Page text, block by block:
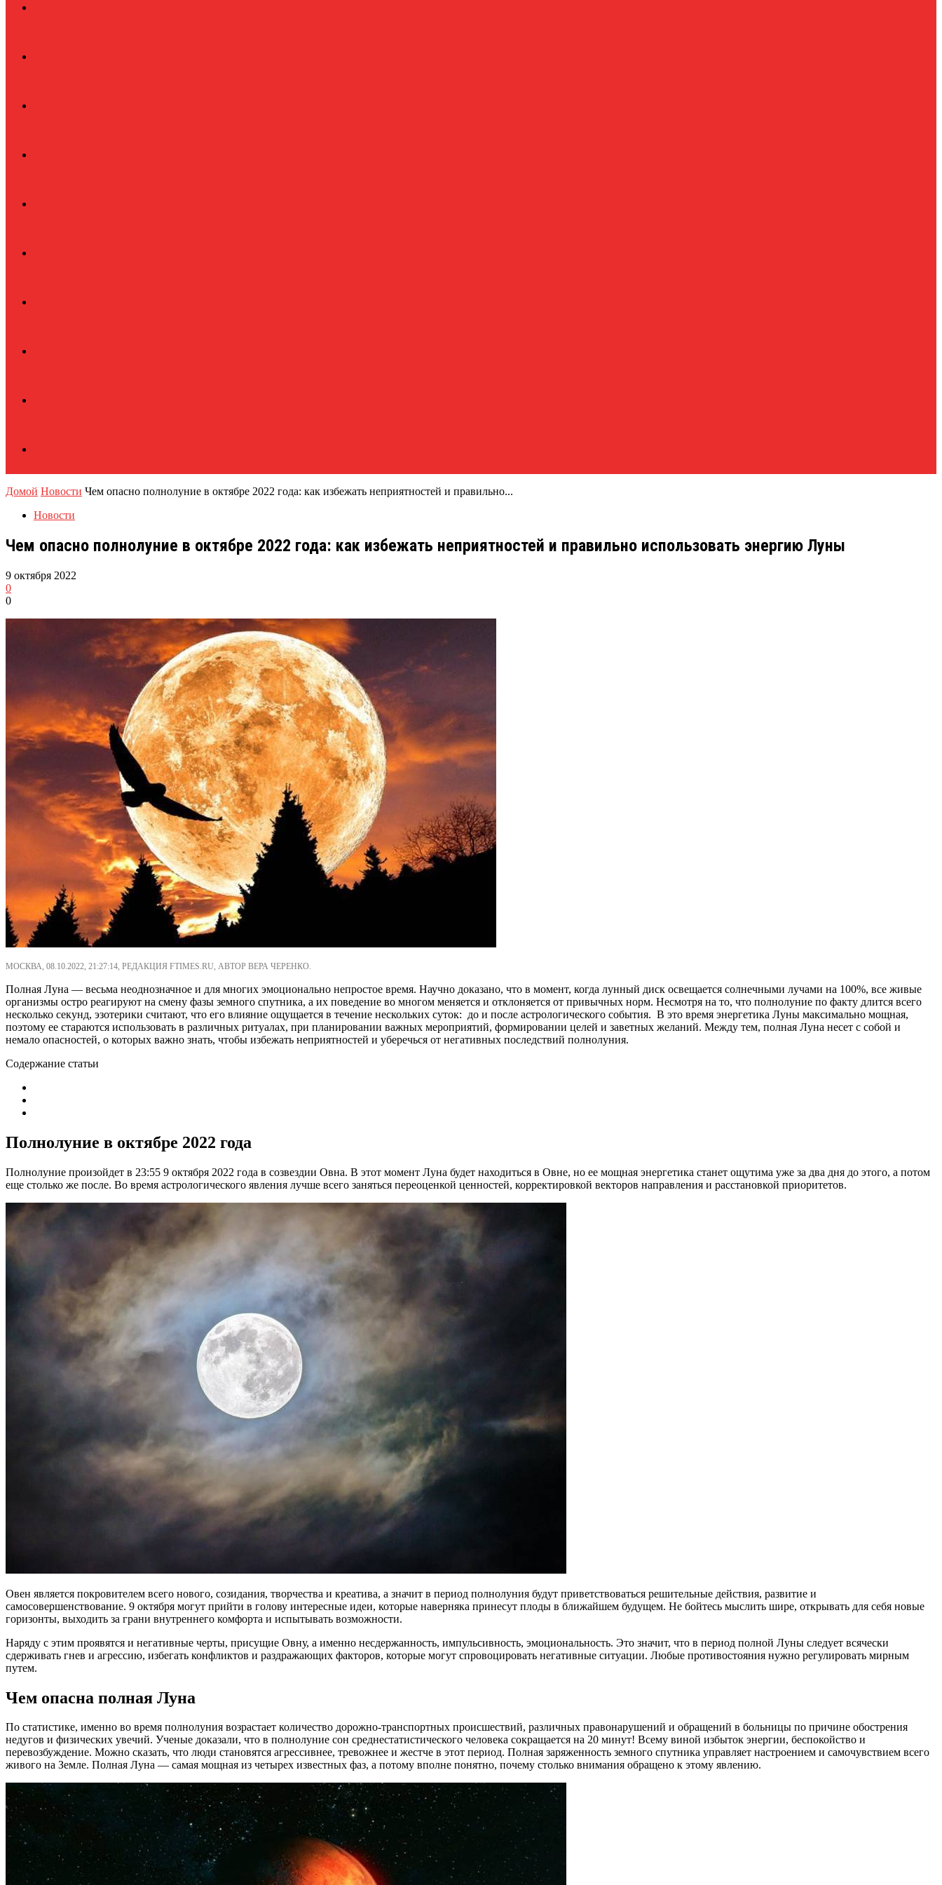
Домой Новости Чем опасно полнолуние в октябре 2022 года: как избежать неприятностей и правильно...
Новости
Чем опасно полнолуние в октябре 2022 года: как избежать неприятностей и правильно использовать энергию Луны
9 октября 2022
0
0
МОСКВА, 08.10.2022, 21:27:14, РЕДАКЦИЯ FTIMES.RU, АВТОР ВЕРА ЧЕРЕНКО.
Полная Луна — весьма неоднозначное и для многих эмоционально непростое время. Научно доказано, что в момент, когда лунный диск освещается солнечными лучами на 100%, все живые
организмы остро реагируют на смену фазы земного спутника, а их поведение во многом меняется и отклоняется от привычных норм. Несмотря на то, что полнолуние по факту длится всего
несколько секунд, эзотерики считают, что его влияние ощущается в течение нескольких суток: до и после астрологического события. В это время энергетика Луны максимально мощная,
поэтому ее стараются использовать в различных ритуалах, при планировании важных мероприятий, формировании целей и заветных желаний. Между тем, полная Луна несет с собой и
немало опасностей, о которых важно знать, чтобы избежать неприятностей и уберечься от негативных последствий полнолуния.
Содержание статьи
Полнолуние в октябре 2022 года
Полнолуние произойдет в 23:55 9 октября 2022 года в созвездии Овна. В этот момент Луна будет находиться в Овне, но ее мощная энергетика станет ощутима уже за два дня до этого, а потом
еще столько же после. Во время астрологического явления лучше всего заняться переоценкой ценностей, корректировкой векторов направления и расстановкой приоритетов.
Овен является покровителем всего нового, созидания, творчества и креатива, а значит в период полнолуния будут приветствоваться решительные действия, развитие и
самосовершенствование. 9 октября могут прийти в голову интересные идеи, которые наверняка принесут плоды в ближайшем будущем. Не бойтесь мыслить шире, открывать для себя новые
горизонты, выходить за грани внутреннего комфорта и испытывать возможности.
Наряду с этим проявятся и негативные черты, присущие Овну, а именно несдержанность, импульсивность, эмоциональность. Это значит, что в период полной Луны следует всячески
сдерживать гнев и агрессию, избегать конфликтов и раздражающих факторов, которые могут спровоцировать негативные ситуации. Любые противостояния нужно регулировать мирным
путем.
Чем опасна полная Луна
По статистике, именно во время полнолуния возрастает количество дорожно-транспортных происшествий, различных правонарушений и обращений в больницы по причине обострения
недугов и физических увечий. Ученые доказали, что в полнолуние сон среднестатистического человека сокращается на 20 минут! Всему виной избыток энергии, беспокойство и
перевозбуждение. Можно сказать, что люди становятся агрессивнее, тревожнее и жестче в этот период. Полная заряженность земного спутника управляет настроением и самочувствием всего
живого на Земле. Полная Луна — самая мощная из четырех известных фаз, а потому вполне понятно, почему столько внимания обращено к этому явлению.